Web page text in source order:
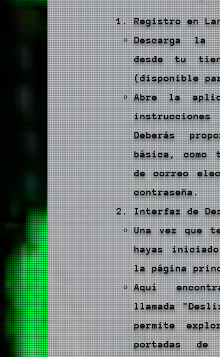
Registro en
Descarga la
desde tu
(disponible
Abre la
Deberás
básica, como
de correo
contraseña.
Interfaz de
Una vez que
hayas
la página
Aquí
llamada
permite
portadas de